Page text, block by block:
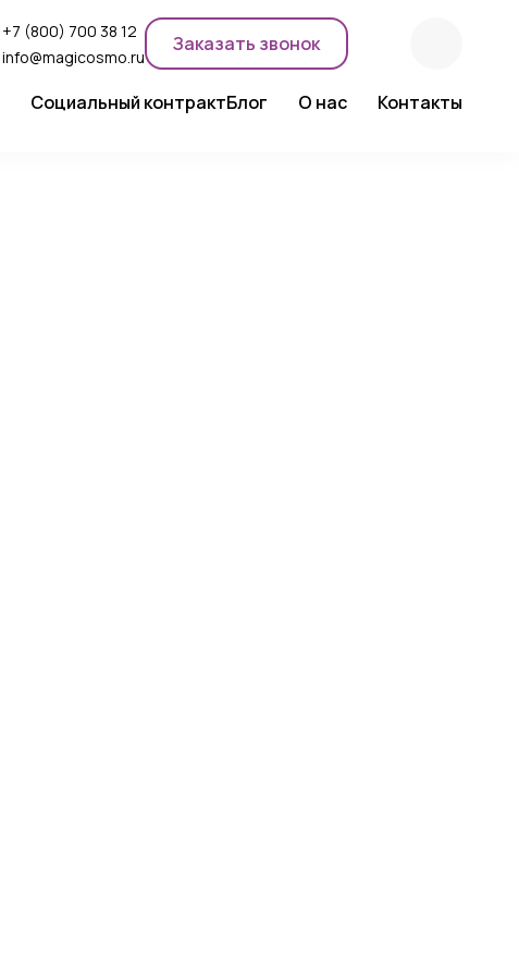
+7 (800) 700 38 12
info@magicosmo.ru
Заказать звонок
Социальный контрактБлог О нас Контакты